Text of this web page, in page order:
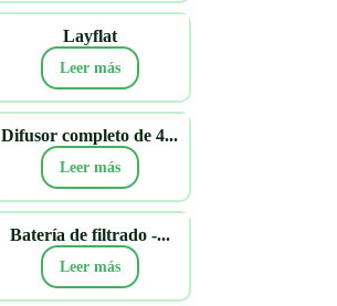
Layflat
Leer más
Difusor completo de 4...
Leer más
Batería de filtrado -...
Leer más